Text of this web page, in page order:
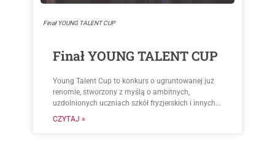
Finał YOUNG TALENT CUP
Finał YOUNG TALENT CUP
Young Talent Cup to konkurs o ugruntowanej już
renomie, stworzony z myślą o ambitnych,
uzdolnionych uczniach szkół fryzjerskich i innych...
CZYTAJ »